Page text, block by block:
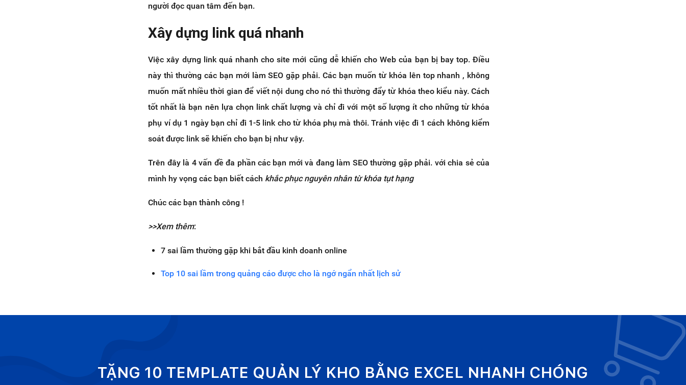
người đọc quan tâm đến bạn.
Xây dựng link quá nhanh
Việc xây dựng link quá nhanh cho site mới cũng dễ khiến cho Web của bạn bị bay top. Điều
này thì thường các bạn mới làm SEO gặp phải. Các bạn muốn từ khóa lên top nhanh , không
muốn mất nhiều thời gian để viết nội dung cho nó thì thường đẩy từ khóa theo kiểu này. Cách
tốt nhất là bạn nên lựa chọn link chất lượng và chỉ đi với một số lượng ít cho những từ khóa
phụ ví dụ 1 ngày bạn chỉ đi 1-5 link cho từ khóa phụ mà thôi. Tránh việc đi 1 cách không kiểm
soát được link sẽ khiến cho bạn bị như vậy.
Trên đây là 4 vấn đề đa phần các bạn mới và đang làm SEO thường gặp phải. với chia sẻ của
mình hy vọng các bạn biết cách khắc phục nguyên nhân từ khóa tụt hạng
Chúc các bạn thành công !
>>Xem thêm:
7 sai lầm thường gặp khi bắt đầu kinh doanh online
Top 10 sai lầm trong quảng cáo được cho là ngớ ngẩn nhất lịch sử
TẶNG 10 TEMPLATE QUẢN LÝ KHO BẰNG EXCEL NHANH CHÓNG